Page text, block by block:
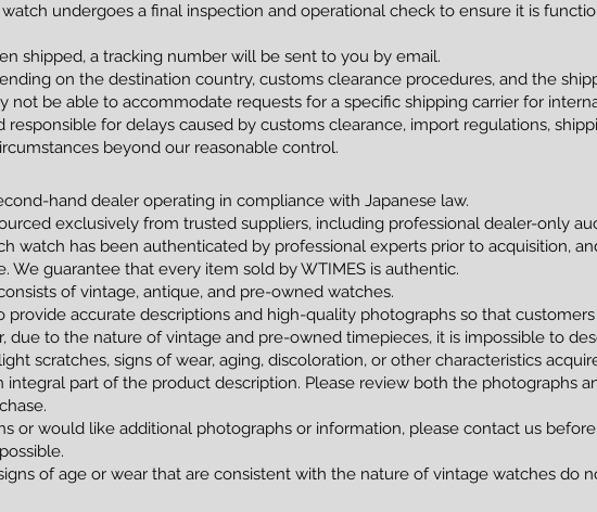
undergoes a final inspection and operational check to ensure it is
shipped, a tracking number will be sent to you by email.
on the destination country, customs clearance procedures, and the
not be able to accommodate requests for a specific shipping carrier for
responsible for delays caused by customs clearance, import regulations,
beyond our reasonable control.
hand dealer operating in compliance with Japanese law.
exclusively from trusted suppliers, including professional dealer-only
watch has been authenticated by professional experts prior to acquisition,
We guarantee that every item sold by WTIMES is authentic.
of vintage, antique, and pre-owned watches.
provide accurate descriptions and high-quality photographs so that
due to the nature of vintage and pre-owned timepieces, it is impossible to
scratches, signs of wear, aging, discoloration, or other characteristics
integral part of the product description. Please review both the photographs
or would like additional photographs or information, please contact us
of age or wear that are consistent with the nature of vintage watches do